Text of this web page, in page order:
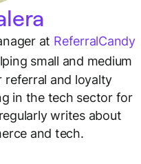
at ReferralCandy
small and medium
referral and loyalty
in the tech sector for
writes about
and tech.